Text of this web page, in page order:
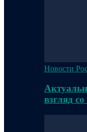
Новости
взгляд